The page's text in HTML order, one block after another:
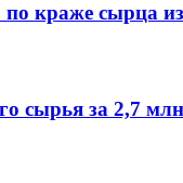
краже сырца
сырья за 2,7